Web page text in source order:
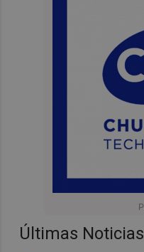
Últimas Noticias